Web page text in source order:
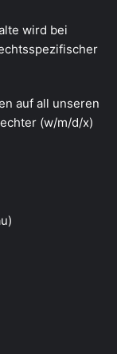
wird bei
auf all unseren
(w/m/d/x)